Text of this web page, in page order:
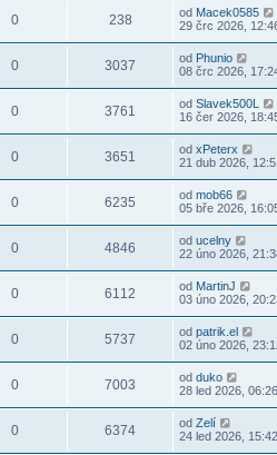
0 238 od Macek0585
29 črc 2026,
0 3037 od Phunio
08 črc 2026,
0 3761 od Slavek500L
16 čer 2026,
0 3651 od xPeterx
21 dub 2026,
0 6235 od mob66
05 bře 2026,
0 4846 od ucelny
22 úno 2026,
0 6112 od MartinJ
03 úno 2026,
0 5737 od patrik.el
02 úno 2026,
0 7003 od duko
28 led 2026, 06:26
0 6374 od Zelí
24 led 2026, 15:42